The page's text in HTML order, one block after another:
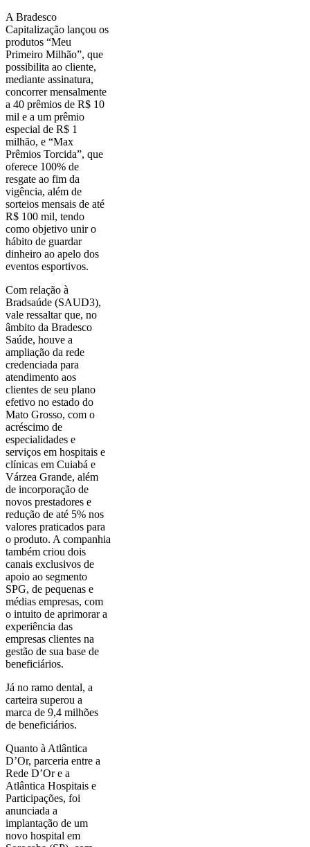
A Bradesco
Capitalização lançou os
produtos “Meu
Primeiro Milhão”, que
possibilita ao cliente,
mediante assinatura,
concorrer mensalmente
a 40 prêmios de R$ 10
mil e a um prêmio
especial de R$ 1
milhão, e “Max
Prêmios Torcida”, que
oferece 100% de
resgate ao fim da
vigência, além de
sorteios mensais de até
R$ 100 mil, tendo
como objetivo unir o
hábito de guardar
dinheiro ao apelo dos
eventos esportivos.
Com relação à
Bradsaúde (SAUD3),
vale ressaltar que, no
âmbito da Bradesco
Saúde, houve a
ampliação da rede
credenciada para
atendimento aos
clientes de seu plano
efetivo no estado do
Mato Grosso, com o
acréscimo de
especialidades e
serviços em hospitais e
clínicas em Cuiabá e
Várzea Grande, além
de incorporação de
novos prestadores e
redução de até 5% nos
valores praticados para
o produto. A companhia
também criou dois
canais exclusivos de
apoio ao segmento
SPG, de pequenas e
médias empresas, com
o intuito de aprimorar a
experiência das
empresas clientes na
gestão de sua base de
beneficiários.
Já no ramo dental, a
carteira superou a
marca de 9,4 milhões
de beneficiários.
Quanto à Atlântica
D’Or, parceria entre a
Rede D’Or e a
Atlântica Hospitais e
Participações, foi
anunciada a
implantação de um
novo hospital em